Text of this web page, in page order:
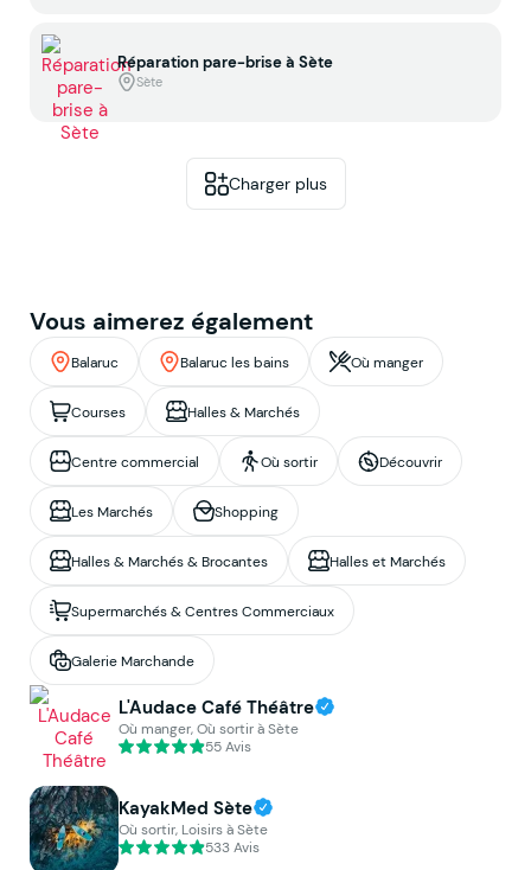
Réparation pare-brise à Sète
Sète
Charger plus
Vous aimerez également
Balaruc Balaruc les bains Où manger
Courses Halles & Marchés
Centre commercial Où sortir Découvrir
Les Marchés Shopping
Halles & Marchés & Brocantes Halles et Marchés
Supermarchés & Centres Commerciaux
Galerie Marchande
L'Audace Café Théâtre
Où manger, Où sortir à Sète
55 Avis
KayakMed Sète
Où sortir, Loisirs à Sète
533 Avis